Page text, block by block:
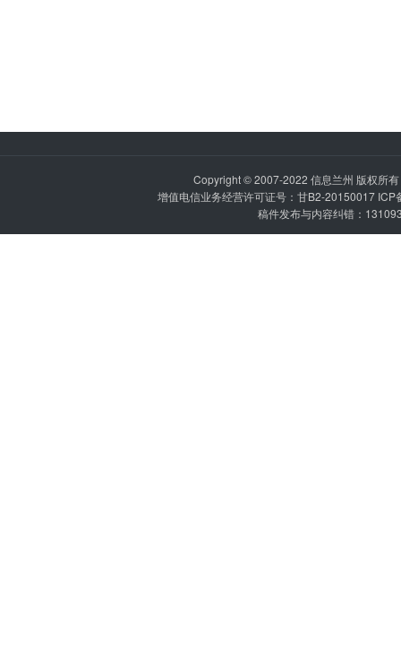
Copyright © 2007-2022 信息兰州 版权所
增值电信业务经营许可证号：甘B2-20150017 ICP
稿件发布与内容纠错：